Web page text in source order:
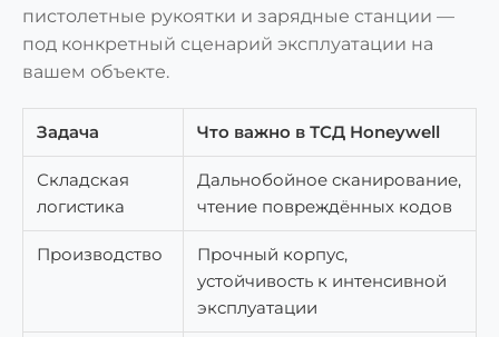
пистолетные рукоятки и зарядные станции —
под конкретный сценарий эксплуатации на
вашем объекте.
Задача Что важно в ТСД Honeywell
Складская
логистика
Дальнобойное сканирование,
чтение повреждённых кодов
Производство
Прочный корпус,
устойчивость к интенсивной
эксплуатации